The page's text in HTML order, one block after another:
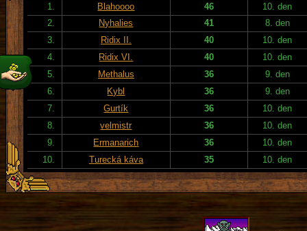
1.
Blahoooo 46
10. den
2.
Nyhalies 41
8. den
3.
Ridix II. 40
10. den
4.
Ridix VI. 40
10. den
5.
Methalus 36
9. den
6.
Kybl 36
9. den
7.
Gurtík 36
10. den
8.
velmistr 36
10. den
9.
Ermanarich 36
10. den
10.
Turecká káva 35 10. den